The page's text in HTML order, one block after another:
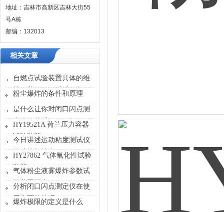
地址：吉林市高新区吉林大街55
号A栋
邮编：132013
相关文章
自燃点试验装置具体的维
护保养，不妨看看下文！
粉尘爆炸的条件和原理
是什么让你对闭口闪点测
定仪如此看好
HY19521A 荷兰压力容器
试验装置
今日讲述运动粘度测试仪
的功能与特点！
HY27862 气体氧化性试验
装置
气体粉尘液雾爆炸参数试
验装置研究
分析闭口闪点测定仪在使
用方面的技巧
爆炸极限的定义是什么